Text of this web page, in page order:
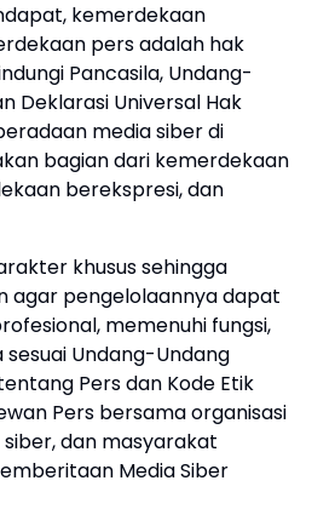
kemerdekaan
pers adalah hak
Pancasila, Undang-
Deklarasi Universal Hak
media siber di
bagian dari kemerdekaan
berekspresi, dan
khusus sehingga
agar pengelolaannya dapat
memenuhi fungsi,
Undang-Undang
Pers dan Kode Etik
Pers bersama organisasi
dan masyarakat
Media Siber